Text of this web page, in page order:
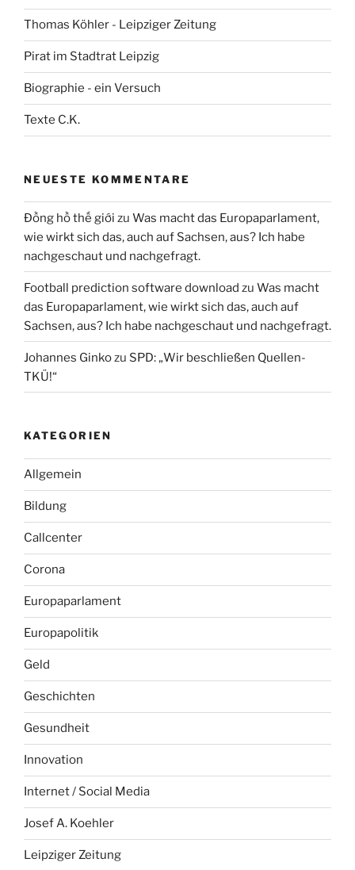
Thomas Köhler - Leipziger Zeitung
Pirat im Stadtrat Leipzig
Biographie - ein Versuch
Texte C.K.
NEUESTE KOMMENTARE
Đồng hồ thế giới zu Was macht das Europaparlament,
wie wirkt sich das, auch auf Sachsen, aus? Ich habe
nachgeschaut und nachgefragt.
Football prediction software download zu Was macht
das Europaparlament, wie wirkt sich das, auch auf
Sachsen, aus? Ich habe nachgeschaut und nachgefragt.
Johannes Ginkozu SPD: „Wir beschließen Quellen-
TKÜ!“
KATEGORIEN
Allgemein
Bildung
Callcenter
Corona
Europaparlament
Europapolitik
Geld
Geschichten
Gesundheit
Innovation
Internet / Social Media
Josef A. Koehler
Leipziger Zeitung